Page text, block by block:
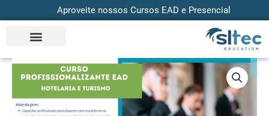
to
content
Aproveite nossos Cursos EAD e Presencial
Profissionalizante
Hotelaria
Turismo